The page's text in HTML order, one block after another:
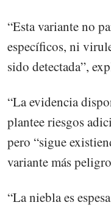
“Esta variante no
específicos, ni
sido detectada”,
“La evidencia
plantee riesgos
pero “sigue
variante más
“La niebla es